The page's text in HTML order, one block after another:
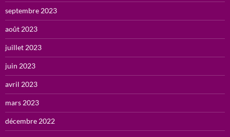
septembre 2023
août 2023
juillet 2023
juin 2023
avril 2023
mars 2023
décembre 2022